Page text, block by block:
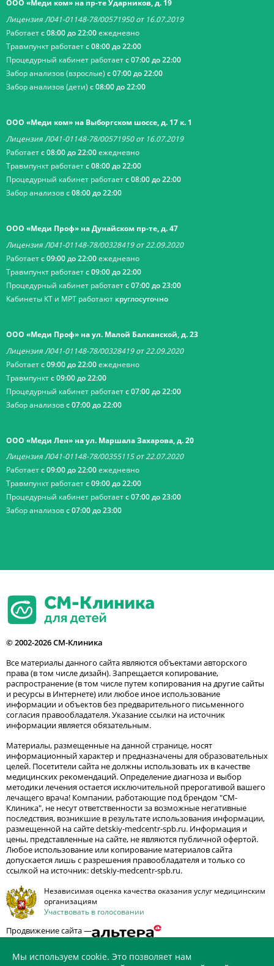
ООО «Меди ком» на пр-те Ударников, д. 19
Лицензия Л041-01148-78/00571950 от 16.07.2019
Работаетс 08:00 до 22:00ежедневно
Травмпункт работаетс 08:00 до 22:00
Процедурный кабинет работаетс 07:00 до 22:00
Забор анализов (взрослые) с 07:00 до 22:00
Забор анализов (дети) с 08:00 до 22:00
ООО «Меди ком» на Выборгском шоссе, д. 17 к. 1
Лицензия Л041-01148-78/00571950 от 16.07.2019
Работаетс 08:00 до 22:00ежедневно
Травмпункт работаетс 08:00 до 22:00
Процедурный кабинет работаетс 08:00 до 22:00
Забор анализовс 08:00 до 22:00
ООО «Меди Проф» на Дунайском пр-те, д. 47
Лицензия Л041-01148-78/00328419 от 22.09.2020
Работаетс 09:00 до 22:00ежедневно
Травмпункт работаетс 09:00 до 22:00
Процедурный кабинет работаетс 07:00 до 23:00
Кабинеты КТ и МРТ работают круглосуточно
ООО «Меди Проф» на ул. Малой Балканской, д. 23
Лицензия Л041-01148-78/00328419 от 22.09.2020
Работаетс 09:00 до 22:00ежедневно
Травмпунктс 09:00 до 22:00
Процедурный кабинет работаетс 07:00 до 22:00
Забор анализовс 07:00 до 22:00
ООО «Меди Лен» на ул. Маршала Захарова, д. 20
Лицензия Л041-01148-78/00355115 от 22.07.2020
Работаетс 09:00 до 22:00ежедневно
Травмпункт работаетс 09:00 до 22:00
Процедурный кабинет работаетс 07:00 до 23:00
Забор анализовс 07:00 до 23:00
© 2002-2026 СМ-Клиника
Все материалы данного сайта являются объектами авторского
права (в том числе дизайн). Запрещается копирование,
распространение (в том числе путем копирования на другие сайты
и ресурсы в Интернете) или любое иное использование
информации и объектов без предварительного письменного
согласия правообладателя. Указание ссылки на источник
информации является обязательным.
Материалы, размещенные на данной странице, носят
информационный характер и предназначены для образовательных
целей. Посетители сайта не должны использовать их в качестве
медицинских рекомендаций. Определение диагноза и выбор
методики лечения остается исключительной прерогативой вашего
лечащего врача! Компании, работающие под брендом "СМ-
Клиника", не несут ответственности за возможные негативные
последствия, возникшие в результате использования информации,
размещенной на сайте detskiy-medcentr-spb.ru. Информация и
цены, представленные на сайте, не являются публичной офертой.
Любое использование или копирование материалов сайта
допускается лишь с разрешения правообладателя и только со
ссылкой на источник: detskiy-medcentr-spb.ru.
Независимая оценка качества оказания услуг медицинским
организациям
Участвовать в голосовании
Продвижение сайта —
Мы используем cookie. Это позволяет нам